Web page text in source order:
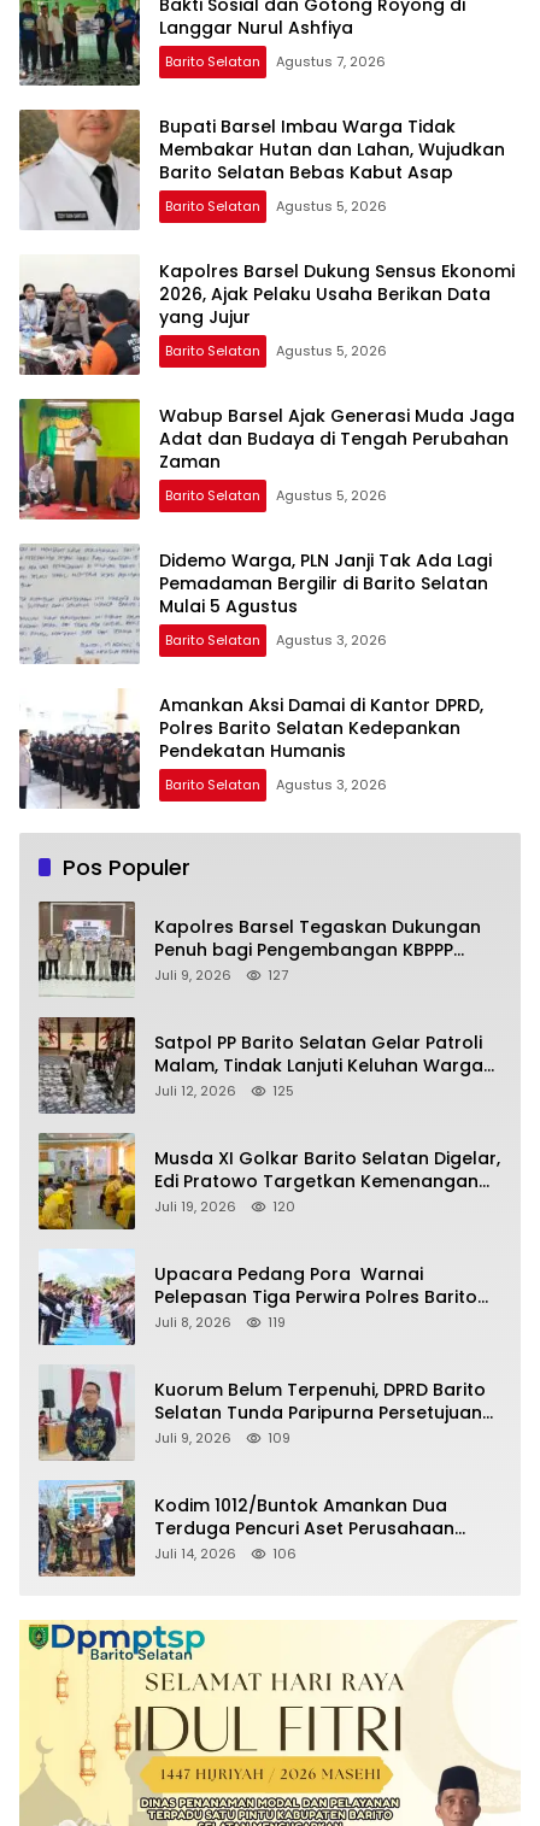
Bakti Sosial dan Gotong Royong di
Langgar Nurul Ashfiya
Barito Selatan Agustus 7, 2026
Bupati Barsel Imbau Warga Tidak
Membakar Hutan dan Lahan, Wujudkan
Barito Selatan Bebas Kabut Asap
Barito Selatan Agustus 5, 2026
Kapolres Barsel Dukung Sensus Ekonomi
2026, Ajak Pelaku Usaha Berikan Data
yang Jujur
Barito Selatan Agustus 5, 2026
Wabup Barsel Ajak Generasi Muda Jaga
Adat dan Budaya di Tengah Perubahan
Zaman
Barito Selatan Agustus 5, 2026
Didemo Warga, PLN Janji Tak Ada Lagi
Pemadaman Bergilir di Barito Selatan
Mulai 5 Agustus
Barito Selatan Agustus 3, 2026
Amankan Aksi Damai di Kantor DPRD,
Polres Barito Selatan Kedepankan
Pendekatan Humanis
Barito Selatan Agustus 3, 2026
Pos Populer
Kapolres Barsel Tegaskan Dukungan
Penuh bagi Pengembangan KBPPP
Kalimantan Tengah
Juli 9, 2026 127
Satpol PP Barito Selatan Gelar Patroli
Malam, Tindak Lanjuti Keluhan Warga
soal Balap Liar dan Remaja Nongkrong
Juli 12, 2026 125
Musda XI Golkar Barito Selatan Digelar,
Edi Pratowo Targetkan Kemenangan
Partai pada Pemilu Mendatang
Juli 19, 2026 120
Upacara Pedang Pora Warnai
Pelepasan Tiga Perwira Polres Barito
Selatan Masuki Masa Pensiun
Juli 8, 2026 119
Kuorum Belum Terpenuhi, DPRD Barito
Selatan Tunda Paripurna Persetujuan
Raperda Pertanggungjawaban APBD
Juli 9, 2026 109
Kodim 1012/Buntok Amankan Dua
Terduga Pencuri Aset Perusahaan
Sitaan Satgas PKH, Satu Paket Diduga
Juli 14, 2026 106